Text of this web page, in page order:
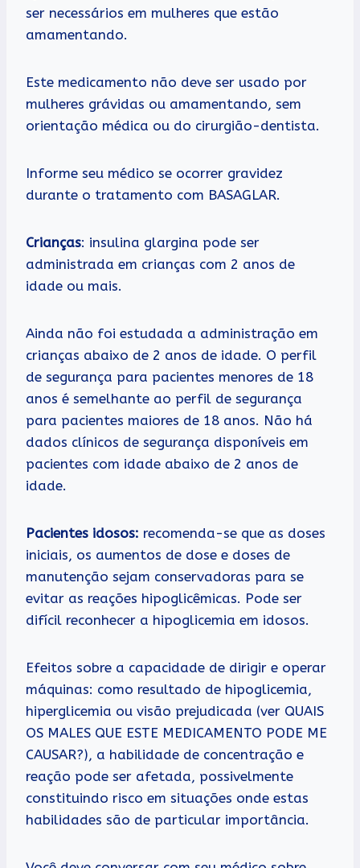
ser necessários em mulheres que estão
amamentando.
Este medicamento não deve ser usado por
mulheres grávidas ou amamentando, sem
orientação médica ou do cirurgião-dentista.
Informe seu médico se ocorrer gravidez
durante o tratamento com BASAGLAR.
Crianças: insulina glargina pode ser
administrada em crianças com 2 anos de
idade ou mais.
Ainda não foi estudada a administração em
crianças abaixo de 2 anos de idade. O perfil
de segurança para pacientes menores de 18
anos é semelhante ao perfil de segurança
para pacientes maiores de 18 anos. Não há
dados clínicos de segurança disponíveis em
pacientes com idade abaixo de 2 anos de
idade.
Pacientes idosos: recomenda-se que as doses
iniciais, os aumentos de dose e doses de
manutenção sejam conservadoras para se
evitar as reações hipoglicêmicas. Pode ser
difícil reconhecer a hipoglicemia em idosos.
Efeitos sobre a capacidade de dirigir e operar
máquinas: como resultado de hipoglicemia,
hiperglicemia ou visão prejudicada (ver QUAIS
OS MALES QUE ESTE MEDICAMENTO PODE ME
CAUSAR?), a habilidade de concentração e
reação pode ser afetada, possivelmente
constituindo risco em situações onde estas
habilidades são de particular importância.